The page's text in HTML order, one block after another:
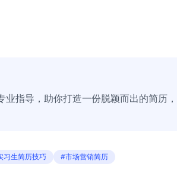
指导，助你打造一份脱颖而出的简历，
习生简历技巧 #市场营销简历